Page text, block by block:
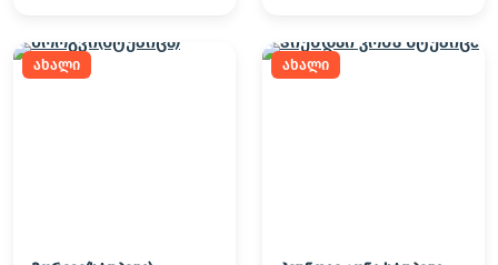
ახალი ახალი